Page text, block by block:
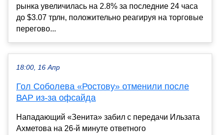
рынка увеличилась на 2.8% за последние 24 часа
до $3.07 трлн, положительно реагируя на торговые
перегово...
18:00, 16 Апр
Гол Соболева «Ростову» отменили после
ВАР из-за офсайда
Нападающий «Зенита» забил с передачи Ильзата
Ахметова на 26-й минуте ответного